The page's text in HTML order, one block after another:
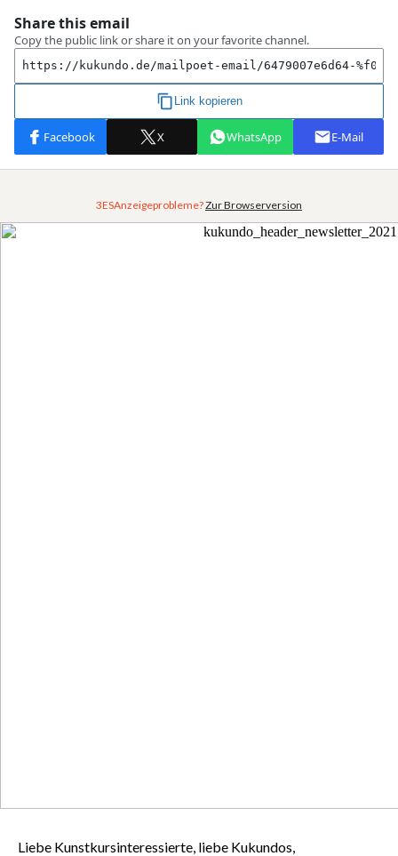
3ESAnzeigeprobleme?Zur Browserversion
Liebe Kunstkursinteressierte, liebe Kukundos,